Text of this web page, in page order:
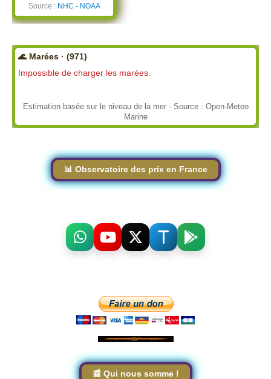
Source : NHC - NOAA
🌊 Marées · (971)
Impossible de charger les marées.
Estimation basée sur le niveau de la mer · Source : Open-Meteo
Marine
📊 Observatoire des prix en France
📰 Qui nous somme !